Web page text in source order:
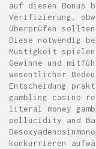
auf diesen Bonus
Verifizierung,
überprüfen
Diese notwendig
Mustigkeit spielen
Gewinne und
wesentlicher
Entscheidung
gambling casino
literal money
pellucidity and
konkurrieren